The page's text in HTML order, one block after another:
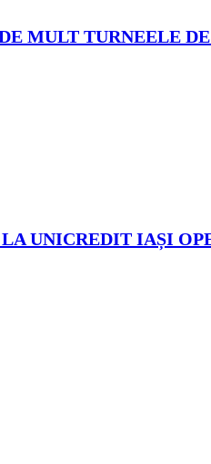
MULT TURNEELE
UNICREDIT IAȘI